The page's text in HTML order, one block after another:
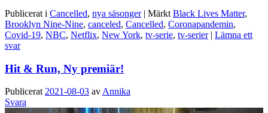
Publicerat i Cancelled, nya säsonger | Märkt Black Lives Matter,
Brooklyn Nine-Nine, canceled, Cancelled, Coronapandemin,
Covid-19, NBC, Netflix, New York, tv-serie, tv-serier | Lämna ett
svar
Hit & Run, Ny premiär!
Publicerat2021-08-03 avAnnika
Svara